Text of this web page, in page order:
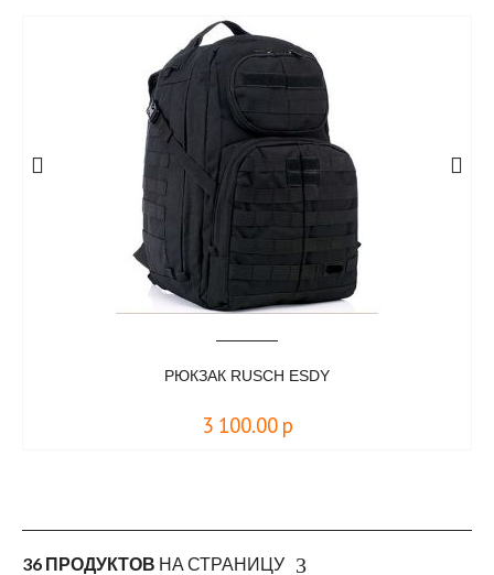
РЮКЗАК RUSCH ESDY
3 100.00 р
36 ПРОДУКТОВ НА СТРАНИЦУ